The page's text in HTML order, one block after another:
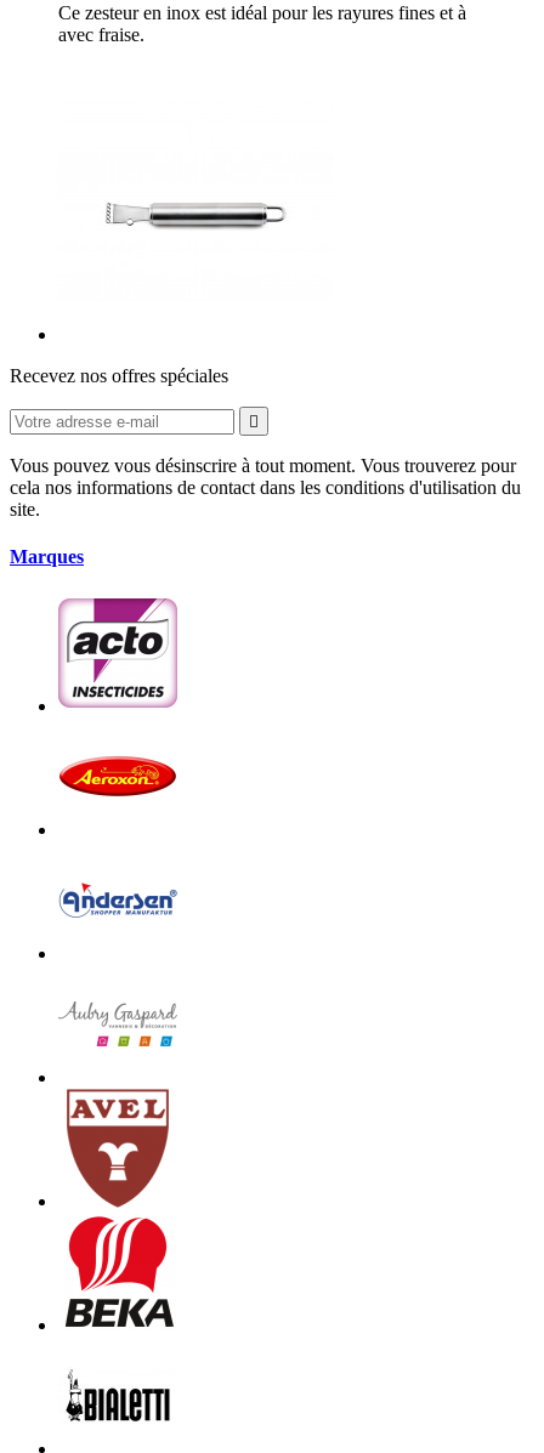
Ce zesteur en inox est idéal pour les rayures fines et à
avec fraise.
Recevez nos offres spéciales

Vous pouvez vous désinscrire à tout moment. Vous trouverez pour
cela nos informations de contact dans les conditions d'utilisation du
site.
Marques